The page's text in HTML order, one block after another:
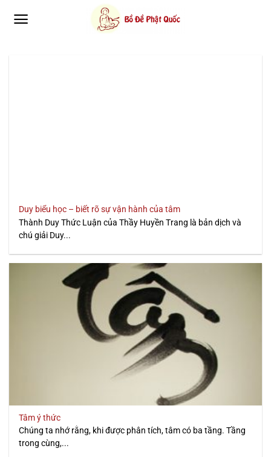
qua
Duy biểu học – biết rõ sự vận hành của tâm
Thành Duy Thức Luận của Thầy Huyền Trang là bản dịch và
chú giải Duy...
Tâm ý thức
Chúng ta nhớ rằng, khi được phân tích, tâm có ba tầng. Tầng
trong cùng,...